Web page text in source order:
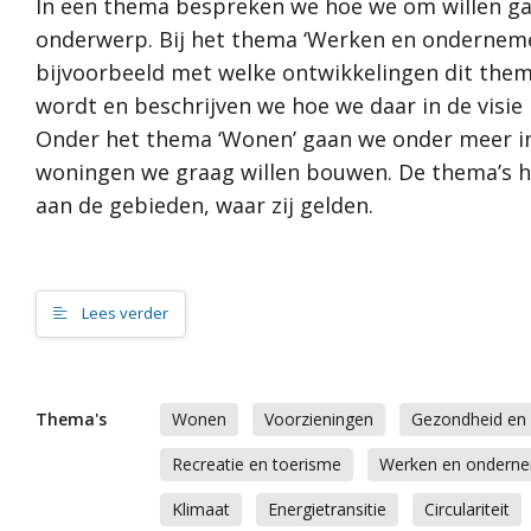
Hoe werkt de website?
Proces
Rol van de gemeente
Relatie met andere visies
Contact
Toon alle
Waarden
DNA van
Water
onderwerp. Bij het thema ‘Werken en
bijvoorbeeld met welke ontwikkelingen dit
wordt en beschrijven we hoe we daar in de visie
Onder het thema ‘Wonen’ gaan we onder meer
woningen we graag willen bouwen. De thema’s
aan de gebieden, waar zij gelden.
Lees verder
Thema's Wonen Voorzieningen Gezondheid en
Recreatie en toerisme
Werken en
Klimaat
Energietransitie Circulariteit